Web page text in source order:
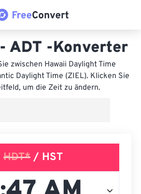
ADT -Konverter
zwischen Hawaii Daylight Time
Daylight Time (ZIEL). Klicken Sie
um die Zeit zu ändern.
HDT*/ HST